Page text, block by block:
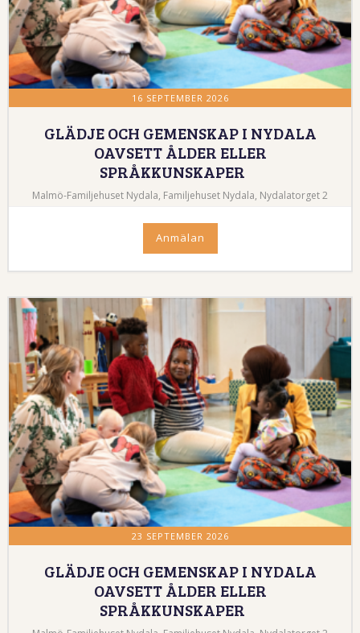
16 SEPTEMBER 2026
GLÄDJE OCH GEMENSKAP I NYDALA
OAVSETT ÅLDER ELLER
SPRÅKKUNSKAPER
Malmö-Familjehuset Nydala, Familjehuset Nydala, Nydalatorget 2
Anmälan
23 SEPTEMBER 2026
GLÄDJE OCH GEMENSKAP I NYDALA
OAVSETT ÅLDER ELLER
SPRÅKKUNSKAPER